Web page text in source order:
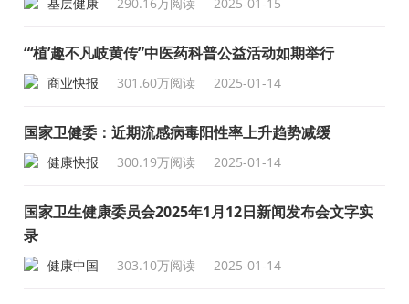
“‘植’趣不凡岐黄传”中医药科普公益活动如期举行
商业快报 301.60万阅读 2025-01-14
国家卫健委：近期流感病毒阳性率上升趋势减缓
健康快报 300.19万阅读 2025-01-14
国家卫生健康委员会2025年1月12日新闻发布会文字实
录
健康中国 303.10万阅读 2025-01-14